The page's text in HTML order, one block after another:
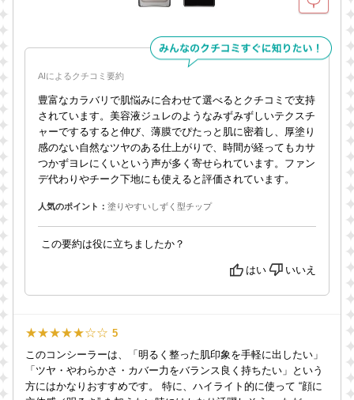
AIによるクチコミ要約
豊富なカラバリで肌悩みに合わせて選べるとクチコミで支持
されています。美容液ジュレのようなみずみずしいテクスチ
ャーでするすると伸び、薄膜でぴたっと肌に密着し、厚塗り
感のない自然なツヤのある仕上がりで、時間が経ってもカサ
つかずヨレにくいという声が多く寄せられています。ファン
デ代わりやチーク下地にも使えると評価されています。
人気のポイント： 塗りやすいしずく型チップ
この要約は役に立ちましたか？
はい いいえ
★★★★★☆☆ 5
このコンシーラーは、「明るく整った肌印象を手軽に出したい」
「ツヤ・やわらかさ・カバー力をバランス良く持ちたい」という
方にはかなりおすすめです。 特に、ハイライト的に使って “顔に